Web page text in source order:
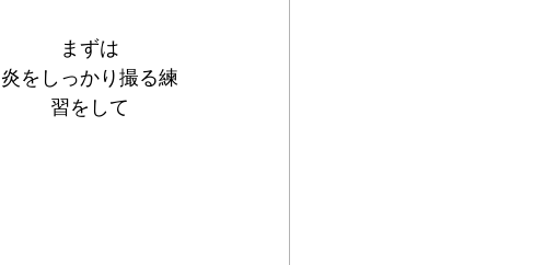
まずは
炎をしっかり撮る練
習をして